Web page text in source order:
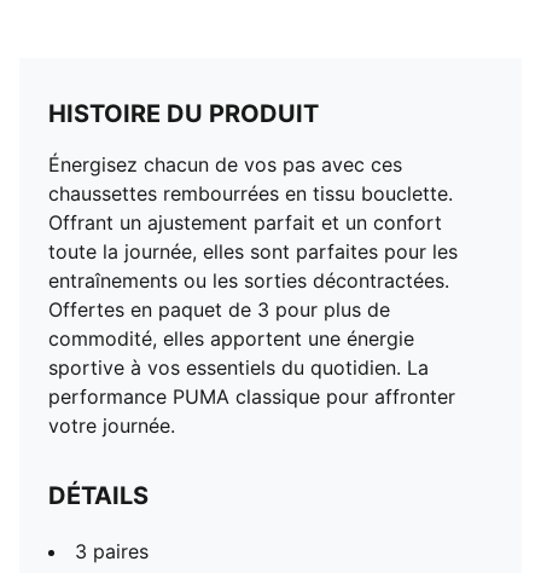
HISTOIRE DU PRODUIT
Énergisez chacun de vos pas avec ces
chaussettes rembourrées en tissu bouclette.
Offrant un ajustement parfait et un confort
toute la journée, elles sont parfaites pour les
entraînements ou les sorties décontractées.
Offertes en paquet de 3 pour plus de
commodité, elles apportent une énergie
sportive à vos essentiels du quotidien. La
performance PUMA classique pour affronter
votre journée.
DÉTAILS
3 paires